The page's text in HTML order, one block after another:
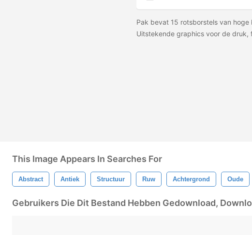
Pak bevat 15 rotsborstels van
Uitstekende graphics voor de druk,
This Image Appears In Searches For
Abstract Antiek Structuur Ruw Achtergrond Oude
Gebruikers Die Dit Bestand Hebben Gedownload,